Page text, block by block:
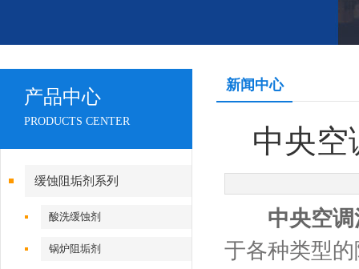
产品中心
PRODUCTS CENTER
缓蚀阻垢剂系列
酸洗缓蚀剂
锅炉阻垢剂
新闻中心
中央空
中央空
于各种类型